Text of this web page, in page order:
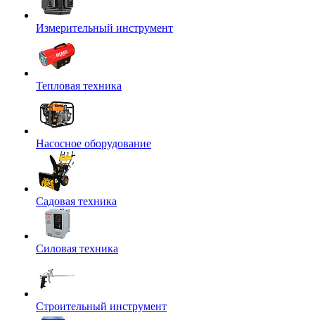
Измерительный инструмент
Тепловая техника
Насосное оборудование
Садовая техника
Силовая техника
Строительный инструмент